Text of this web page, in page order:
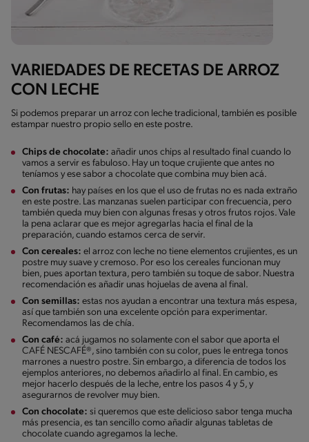
VARIEDADES DE RECETAS DE ARROZ
CON LECHE
Si podemos preparar un arroz con leche tradicional, también es posible
estampar nuestro propio sello en este postre.
Chips de chocolate: añadir unos chips al resultado final cuando lo
vamos a servir es fabuloso. Hay un toque crujiente que antes no
teníamos y ese sabor a chocolate que combina muy bien acá.
Con frutas: hay países en los que el uso de frutas no es nada extraño
en este postre. Las manzanas suelen participar con frecuencia, pero
también queda muy bien con algunas fresas y otros frutos rojos. Vale
la pena aclarar que es mejor agregarlas hacia el final de la
preparación, cuando estamos cerca de servir.
Con cereales: el arroz con leche no tiene elementos crujientes, es un
postre muy suave y cremoso. Por eso los cereales funcionan muy
bien, pues aportan textura, pero también su toque de sabor. Nuestra
recomendación es añadir unas hojuelas de avena al final.
Con semillas: estas nos ayudan a encontrar una textura más espesa,
así que también son una excelente opción para experimentar.
Recomendamos las de chía.
Con café: acá jugamos no solamente con el sabor que aporta el
CAFÉ NESCAFÉ®, sino también con su color, pues le entrega tonos
marrones a nuestro postre. Sin embargo, a diferencia de todos los
ejemplos anteriores, no debemos añadirlo al final. En cambio, es
mejor hacerlo después de la leche, entre los pasos 4 y 5, y
asegurarnos de revolver muy bien.
Con chocolate: si queremos que este delicioso sabor tenga mucha
más presencia, es tan sencillo como añadir algunas tabletas de
chocolate cuando agregamos la leche.